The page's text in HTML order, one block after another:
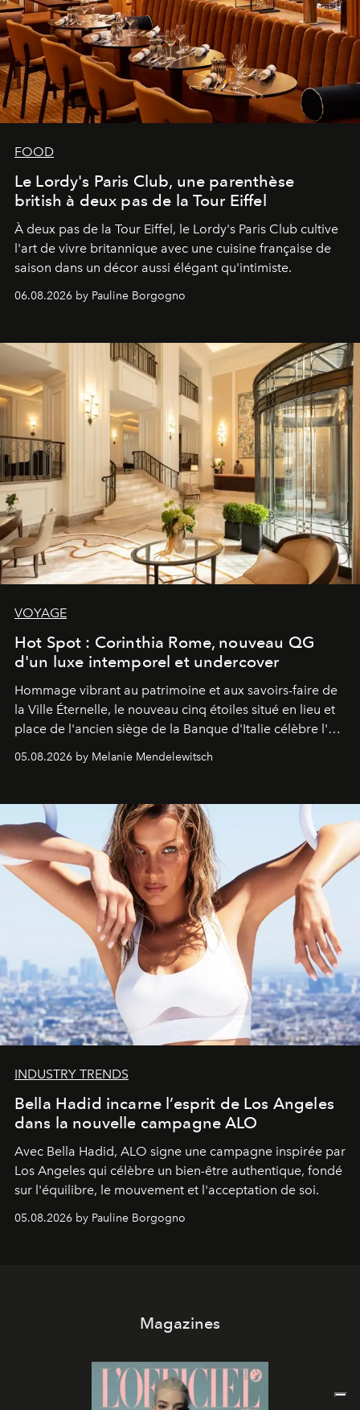
FOOD
Le Lordy's Paris Club, une parenthèse
british à deux pas de la Tour Eiffel
À deux pas de la Tour Eiffel, le Lordy's Paris Club cultive
l'art de vivre britannique avec une cuisine française de
saison dans un décor aussi élégant qu'intimiste.
06.08.2026 by Pauline Borgogno
VOYAGE
Hot Spot : Corinthia Rome, nouveau QG
d'un luxe intemporel et undercover
Hommage vibrant au patrimoine et aux savoirs-faire de
la Ville Éternelle, le nouveau cinq étoiles situé en lieu et
place de l'ancien siège de la Banque d'Italie célèbre l'art
05.08.2026 by Melanie Mendelewitsch
INDUSTRY TRENDS
Bella Hadid incarne l’esprit de Los Angeles
dans la nouvelle campagne ALO
Avec Bella Hadid, ALO signe une campagne inspirée par
Los Angeles qui célèbre un bien-être authentique, fondé
sur l'équilibre, le mouvement et l'acceptation de soi.
05.08.2026 by Pauline Borgogno
Magazines